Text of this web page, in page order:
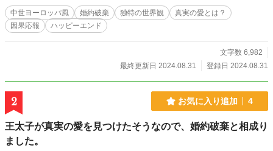
中世ヨーロッパ風 婚約破棄 独特の世界観
真実の愛とは？
因果応報
ハッピーエンド
文字数 6,982
最終更新日 2024.08.31
登録日 2024.08.31
2 お気に入り追加 4
王太子が真実の愛を見つけたそうなので、婚約破棄と相成り
ました。